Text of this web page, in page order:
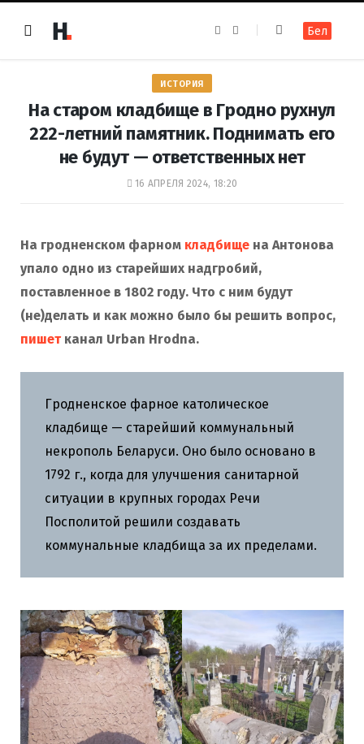
e
k
t
a
m
Бел
ИСТОРИЯ
На старом кладбище в Гродно рухнул
222-летний памятник. Поднимать его
не будут — ответственных нет
16 АПРЕЛЯ 2024, 18:20
На гродненском фарном кладбище на Антонова
упало одно из старейших надгробий,
поставленное в 1802 году. Что с ним будут
(не)делать и как можно было бы решить вопрос,
пишетканал Urban Hrodna.
Гродненское фарное католическое
кладбище — старейший коммунальный
некрополь Беларуси. Оно было основано в
1792 г., когда для улучшения санитарной
ситуации в крупных городах Речи
Посполитой решили создавать
коммунальные кладбища за их пределами.